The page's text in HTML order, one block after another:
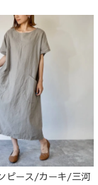
ピース/カーキ/三河